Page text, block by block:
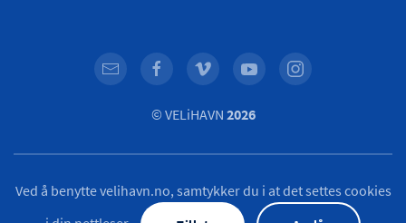
© VELiHAVN 2026
Ved å benytte velihavn.no, samtykker du i at det settes cookies